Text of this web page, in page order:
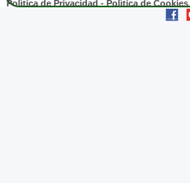
Política de Privacidad - Política de Cookies